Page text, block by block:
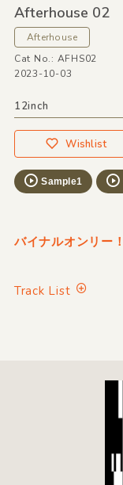
Afterhouse 02
Afterhouse
Cat No.: AFHS02
2023-10-03
12inch
Wishlist
Sample1
バイナルオンリー！
Track List